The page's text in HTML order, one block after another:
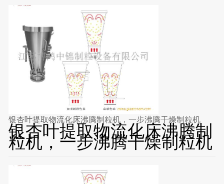
银杏叶提取物流化床沸腾制粒机，一步沸腾干燥制粒机
银杏叶提取物流化床沸腾制
粒机，一步沸腾干燥制粒机